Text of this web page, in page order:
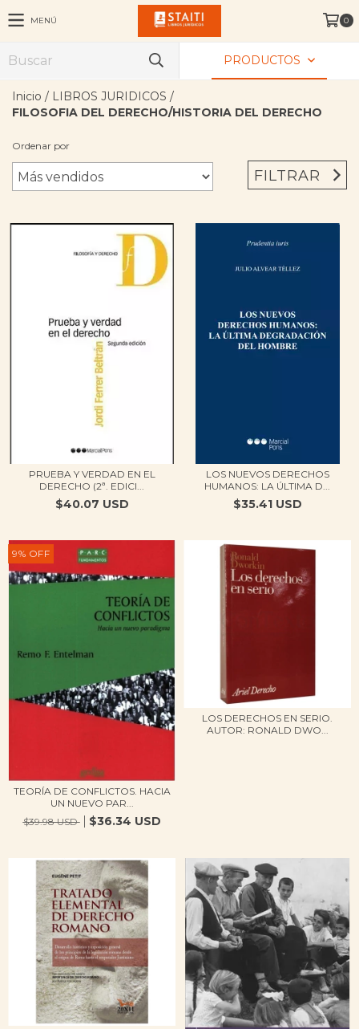
MENÚ 0
PRODUCTOS
Inicio / LIBROS JURIDICOS /
FILOSOFIA DEL DERECHO/HISTORIA DEL DERECHO
Ordenar por
FILTRAR
PRUEBA Y VERDAD EN EL
DERECHO (2ª. EDICI...
$40.07 USD
LOS NUEVOS DERECHOS
HUMANOS: LA ÚLTIMA D...
$35.41 USD
9% OFF
TEORÍA DE CONFLICTOS. HACIA
UN NUEVO PAR...
$39.98 USD
$36.34 USD
LOS DERECHOS EN SERIO.
AUTOR: RONALD DWO...